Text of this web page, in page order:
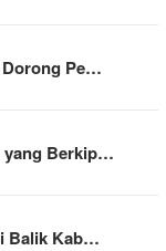
Dorong Pe…
yang Berkip…
Balik Kab…